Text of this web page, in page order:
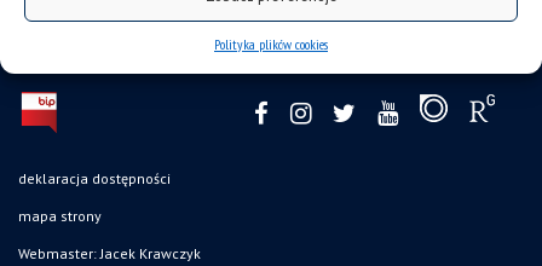
Polityka plików cookies
deklaracja dostępności
mapa strony
Webmaster: Jacek Krawczyk